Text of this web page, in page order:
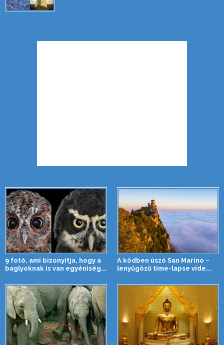
9 fotó, ami bizonyítja, hogy a
baglyoknak is van egyéniség...
A ködben úszó San Marino –
lenyűgöző time-lapse vide...